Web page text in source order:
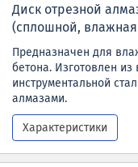
Диск отрезной
(сплошной,
Предназначен для
бетона. Изготовлен из
инструментальной
алмазами.
Характеристики